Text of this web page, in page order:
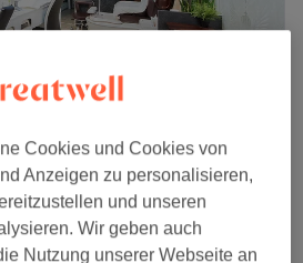
Osdorf
Bewertungen
Auf Karte anzeigen
Neuset
Cookies und Cookies von
Anzeigen zu personalisieren,
und unseren
Wir geben auch
Nutzung unserer Webseite an